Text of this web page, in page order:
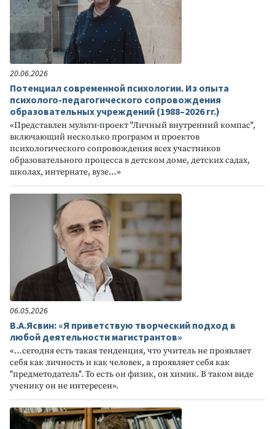
20.06.2026
Потенциал современной психологии. Из опыта
психолого-педагогического сопровождения
образовательных учреждений (1988–2026 гг.)
«Представлен мульти-проект "Личный внутренний компас",
включающий несколько программ и проектов
психологического сопровождения всех участников
образовательного процесса в детском доме, детских садах,
школах, интернате, вузе…»
06.05.2026
В.А.Ясвин: «Я приветствую творческий подход в
любой деятельности магистрантов»
«…сегодня есть такая тенденция, что учитель не проявляет
себя как личность и как человек, а проявляет себя как
"предметодатель". То есть он физик, он химик. В таком виде
ученику он не интересен».